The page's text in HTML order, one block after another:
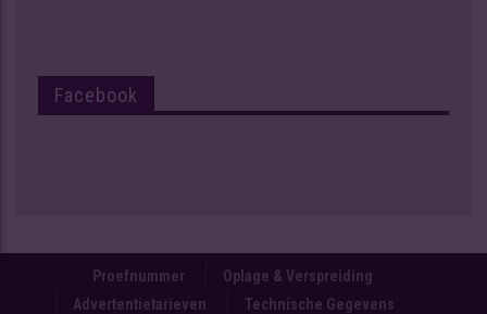
Facebook
Proefnummer
Oplage & Verspreiding
Advertentietarieven
Technische Gegevens